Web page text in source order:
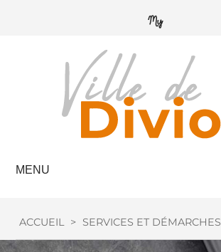
MENU
ACCUEIL > SERVICES ET DÉMARCHES